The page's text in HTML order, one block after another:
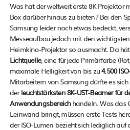
Was hat der weltweit erste 8K Projektor
Box darüber hinaus zu bieten? Bei den
Samsung leider noch etwas bedeckt,
Messeaufbau jedoch mit den
Heimkino-Projektor so ausmacht. Da
Lichtquelle, eine für jede Primärfarbe
maximale Helligkeit von bis zu4.500
Mitarbeitern von Samsung dürfte es
der leuchtstärksten 8K-UST-Beamer für
Anwendungsbereichhandeln. Was das
Leinwand bringt, müssen erste Tests
der ISO-Lumen bezieht sich lediglich auf